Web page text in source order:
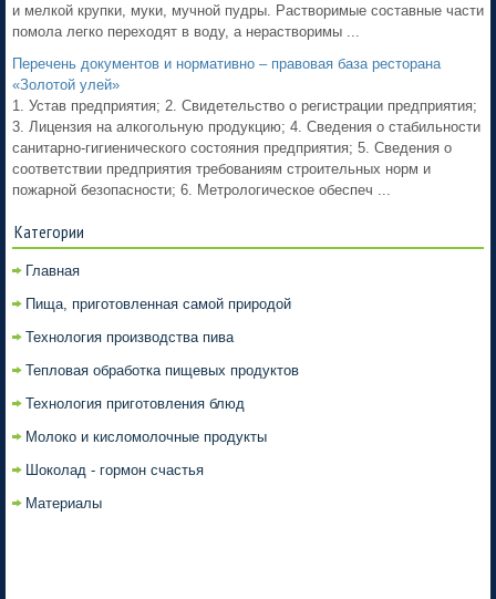
и мелкой крупки, муки, мучной пудры. Растворимые составные части
помола легко переходят в воду, а нерастворимы ...
Перечень документов и нормативно – правовая база ресторана
«Золотой улей»
1. Устав предприятия; 2. Свидетельство о регистрации предприятия;
3. Лицензия на алкогольную продукцию; 4. Сведения о стабильности
санитарно-гигиенического состояния предприятия; 5. Сведения о
соответствии предприятия требованиям строительных норм и
пожарной безопасности; 6. Метрологическое обеспеч ...
Категории
Главная
Пища, приготовленная самой природой
Технология производства пива
Тепловая обработка пищевых продуктов
Технология приготовления блюд
Молоко и кисломолочные продукты
Шоколад - гормон счастья
Материалы